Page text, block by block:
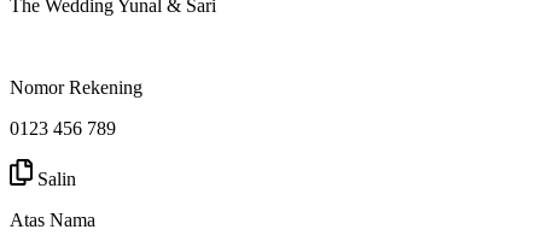
The Wedding Yunal & Sari
Nomor Rekening
0123 456 789
Salin
Atas Nama